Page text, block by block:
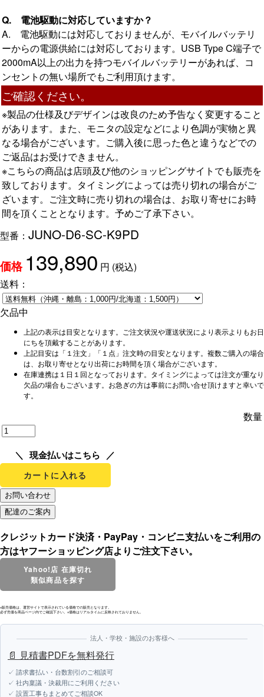
Q. 電池駆動に対応していますか？
A. 電池駆動には対応しておりませんが、モバイルバッテリ
ーからの電源供給には対応しております。USB Type C端子で
2000mA以上の出力を持つモバイルバッテリーがあれば、コ
ンセントの無い場所でもご利用頂けます。
ご確認ください。
※製品の仕様及びデザインは改良のため予告なく変更すること
があります。また、モニタの設定などにより色調が実物と異
なる場合がございます。ご購入後に思った色と違うなどでの
ご返品はお受けできません。
※こちらの商品は店頭及び他のショッピングサイトでも販売を
致しております。タイミングによっては売り切れの場合がご
ざいます。ご注文時に売り切れの場合は、お取り寄せにお時
間を頂くこととなります。予めご了承下さい。
型番： JUNO-D6-SC-K9PD
価格 139,890 円 (税込)
送料：
欠品中
上記の表示は目安となります。ご注文状況や運送状況により表示よりもお日
にちを頂戴することがあります。
上記目安は「１注文」「１点」注文時の目安となります。複数ご購入の場合
は、お取り寄せとなり出荷にお時間を頂く場合がございます。
在庫連携は１日１回となっております。タイミングによっては注文が重なり
欠品の場合もございます。お急ぎの方は事前にお問い合せ頂けますと幸いで
す。
数量
現金払いはこちら
カートに入れる
クレジットカード決済・PayPay・コンビニ支払いをご利用の
方はヤフーショッピング店よりご注文下さい。
Yahoo!店 在庫切れ
類似商品を探す
※販売価格は、運営サイトで表示されている価格での販売となります。
必ず売価を商品ページ内でご確認下さい。※価格はリアルタイムに反映されておりません。
法人・学校・施設のお客様へ
📄 見積書PDFを無料発行
✓ 請求書払い・台数割引のご相談可
✓ 社内稟議・決裁用にご利用ください
✓ 設置工事もまとめてご相談OK